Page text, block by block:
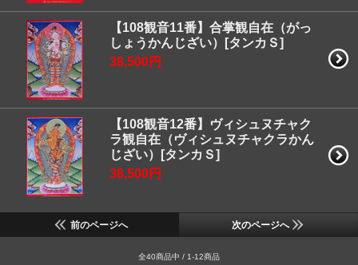
【108観音11番】合掌観自在（がっ
しょうかんじざい）[タンカＳ]
38,500円
【108観音12番】ヴィシュヌチャク
ラ観自在（ヴィシュヌチャクラかん
じざい）[タンカＳ]
38,500円
前のページへ 次のページへ
全40商品中 / 1-12商品